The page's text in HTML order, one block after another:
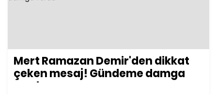
Mert Ramazan Demir'den dikkat
çeken mesaj! Gündeme damga
vurdu